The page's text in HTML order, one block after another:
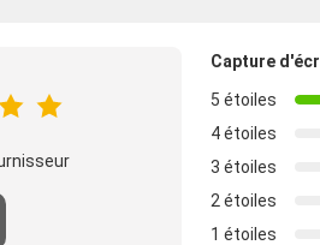
Capture
5 étoiles
4 étoiles
3 étoiles
2 étoiles
1 étoiles